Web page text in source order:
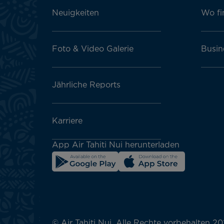
Neuigkeiten
Foto & Video Galerie
Jährliche Reports
Karriere
Wo
App Air Tahiti Nui herunterladen